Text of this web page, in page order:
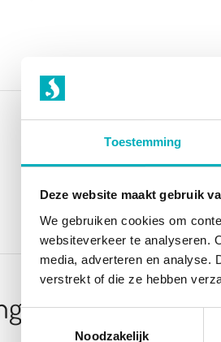
Toestemming
Deze website maakt gebruik
We gebruiken cookies om
websiteverkeer te analyseren.
media, adverteren en analyse.
verstrekt of die ze hebben
Toestemmingsselectie
Noodzakelijk